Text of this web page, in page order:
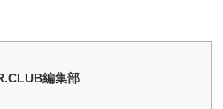
編集部